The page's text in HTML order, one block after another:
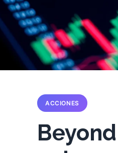
ACCIONES